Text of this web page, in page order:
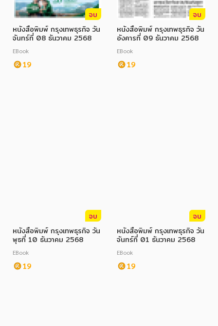
จบ
หนังสือพิมพ์ กรุงเทพธุรกิจ วัน
จันทร์ที่ 08 ธันวาคม 2568
EBook
19
จบ
หนังสือพิมพ์ กรุงเทพธุรกิจ วัน
อังคารที่ 09 ธันวาคม 2568
EBook
19
จบ
หนังสือพิมพ์ กรุงเทพธุรกิจ วัน
พุธที่ 10 ธันวาคม 2568
EBook
19
จบ
หนังสือพิมพ์ กรุงเทพธุรกิจ วัน
จันทร์ที่ 01 ธันวาคม 2568
EBook
19